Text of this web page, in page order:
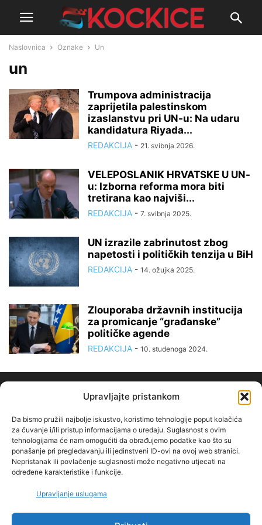
Upravljajte pristankom
Da bismo pružili najbolje iskustvo, koristimo tehnologije poput kolačića
za čuvanje i/ili pristup informacijama o uređaju. Suglasnost s ovim
tehnologijama će nam omogućiti da obrađujemo podatke kao što su
ponašanje pri pregledavanju ili jedinstveni ID-ovi na ovoj web stranici.
Nepristanak ili povlačenje suglasnosti može negativno utjecati na
određene karakteristike i funkcije.
Upravljanje uslugama
Naslovnica Oznake Un
un
Trumpova administracija
zaprijetila palestinskom
izaslanstvu pri UN-u: Na udaru
kandidatura Riyada...
REDAKCIJA - 21. svibnja 2026.
VELEPOSLANIK HRVATSKE U UN-
u: Izborna reforma mora biti
tretirana kao najviši...
REDAKCIJA - 7. svibnja 2025.
UN izrazile zabrinutost zbog
napetosti i političkih tenzija u BiH
REDAKCIJA - 14. ožujka 2025.
Zlouporaba državnih institucija
za promicanje “građanske”
političke agende
REDAKCIJA - 10. studenoga 2024.
O NAMA